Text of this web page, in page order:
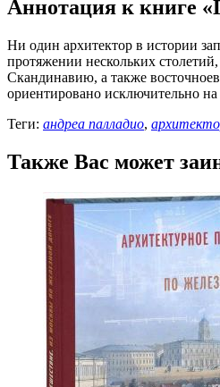
Аннотация к книге
Ни один архитектор в истории
протяжении нескольких
Скандинавию, а также
ориентировано исключительно
Теги: андреа палладио,
Также Вас может